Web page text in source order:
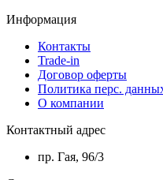
Информация
Контакты
Trade-in
Договор оферты
Политика перс.
О компании
Контактный адрес
пр. Гая, 96/3